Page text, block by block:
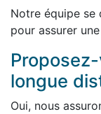
Notre équipe se
pour assurer
longue
Oui, nous